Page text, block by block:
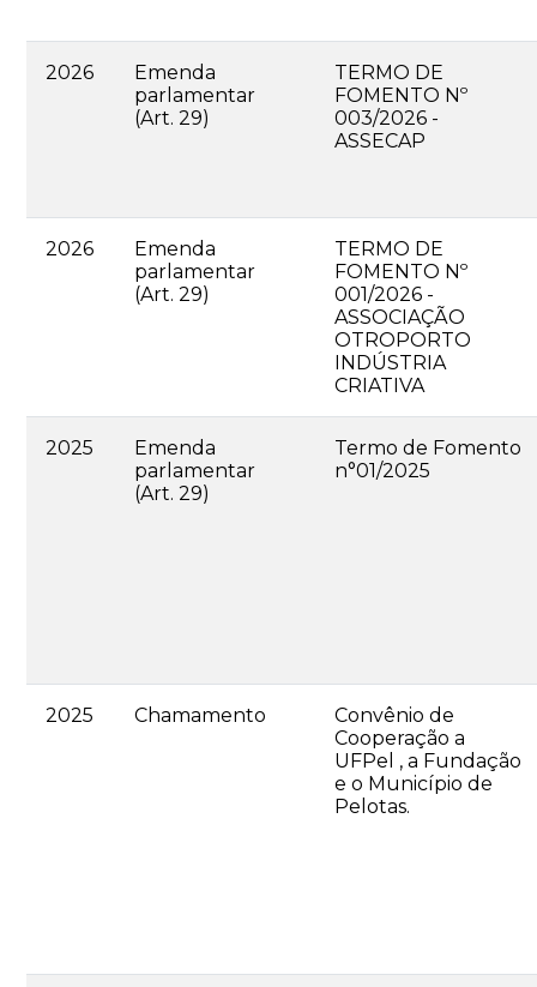
2026
Emenda
parlamentar
(Art. 29)
TERMO DE
FOMENTO Nº
003/2026 -
ASSECAP
2026
Emenda
parlamentar
(Art. 29)
TERMO DE
FOMENTO Nº
001/2026 -
ASSOCIAÇÃO
OTROPORTO
INDÚSTRIA
CRIATIVA
2025
Emenda
parlamentar
(Art. 29)
Termo de Fomento
n°01/2025
2025 Chamamento
Convênio de
Cooperação a
UFPel , a Fundação
e o Município de
Pelotas.